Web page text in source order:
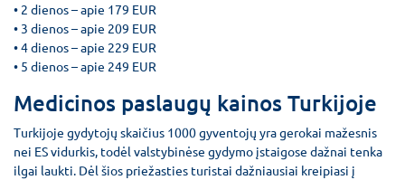
• 2 dienos – apie 179 EUR
• 3 dienos – apie 209 EUR
• 4 dienos – apie 229 EUR
• 5 dienos – apie 249 EUR
Medicinos paslaugų kainos Turkijoje
Turkijoje gydytojų skaičius 1000 gyventojų yra gerokai mažesnis
nei ES vidurkis, todėl valstybinėse gydymo įstaigose dažnai tenka
ilgai laukti. Dėl šios priežasties turistai dažniausiai kreipiasi į